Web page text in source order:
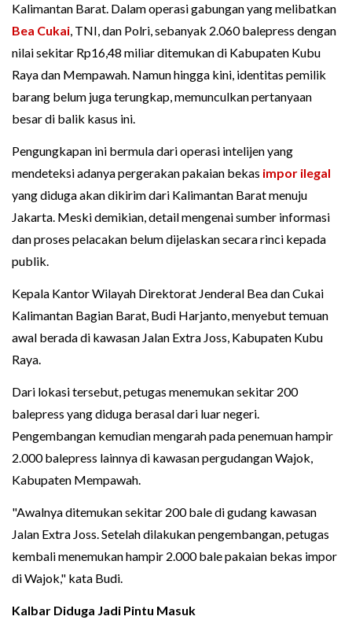
Kalimantan Barat. Dalam operasi gabungan yang melibatkan
Bea Cukai, TNI, dan Polri, sebanyak 2.060 balepress dengan
nilai sekitar Rp16,48 miliar ditemukan di Kabupaten Kubu
Raya dan Mempawah. Namun hingga kini, identitas pemilik
barang belum juga terungkap, memunculkan pertanyaan
besar di balik kasus ini.
Pengungkapan ini bermula dari operasi intelijen yang
mendeteksi adanya pergerakan pakaian bekas impor ilegal
yang diduga akan dikirim dari Kalimantan Barat menuju
Jakarta. Meski demikian, detail mengenai sumber informasi
dan proses pelacakan belum dijelaskan secara rinci kepada
publik.
Kepala Kantor Wilayah Direktorat Jenderal Bea dan Cukai
Kalimantan Bagian Barat, Budi Harjanto, menyebut temuan
awal berada di kawasan Jalan Extra Joss, Kabupaten Kubu
Raya.
Dari lokasi tersebut, petugas menemukan sekitar 200
balepress yang diduga berasal dari luar negeri.
Pengembangan kemudian mengarah pada penemuan hampir
2.000 balepress lainnya di kawasan pergudangan Wajok,
Kabupaten Mempawah.
"Awalnya ditemukan sekitar 200 bale di gudang kawasan
Jalan Extra Joss. Setelah dilakukan pengembangan, petugas
kembali menemukan hampir 2.000 bale pakaian bekas impor
di Wajok," kata Budi.
Kalbar Diduga Jadi Pintu Masuk